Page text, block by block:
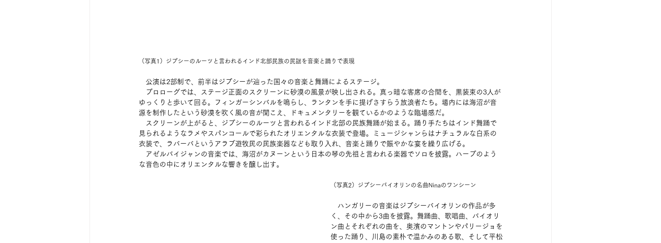
（写真1）ジプシーのルーツと言われるインド北部民族の民謡を音楽と踊りで表現
公演は2部制で、前半はジプシーが辿った国々の音楽と舞踊によるステージ。
プロローグでは、ステージ正面のスクリーンに砂漠の風景が映し出される。真っ暗な客席の合間を、黒装束の3人が
ゆっくりと歩いて回る。フィンガーシンバルを鳴らし、ランタンを手に提げさすらう放浪者たち。場内には海沼が音
源を制作したという砂漠を吹く風の音が聞こえ、ドキュメンタリーを観ているかのような臨場感だ。
スクリーンが上がると、ジプシーのルーツと言われるインド北部の民族舞踊が始まる。踊り手たちはインド舞踊で
見られるようなラメやスパンコールで彩られたオリエンタルな衣装で登場。ミュージシャンらはナチュラルな白系の
衣装で、ラバーバというアラブ遊牧民の民族楽器なども取り入れ、音楽と踊りで賑やかな宴を繰り広げる。
アゼルバイジャンの音楽では、海沼がカヌーンという日本の琴の先祖と言われる楽器でソロを披露。ハープのよう
な音色の中にオリエンタルな響きを醸し出す。
（写真2）ジプシーバイオリンの名曲Ninaのワンシーン
ハンガリーの音楽はジプシーバイオリンの作品が多
く、その中から3曲を披露。舞踊曲、歌唱曲、バイオリ
ン曲とそれぞれの曲を、奥濱のマントンやパリージョを
使った踊り、川島の素朴で温かみのある歌、そして平松